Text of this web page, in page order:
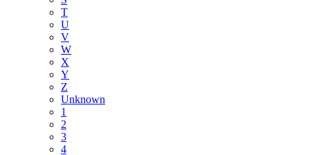
T
U
V
W
X
Y
Z
Unknown
1
2
3
4